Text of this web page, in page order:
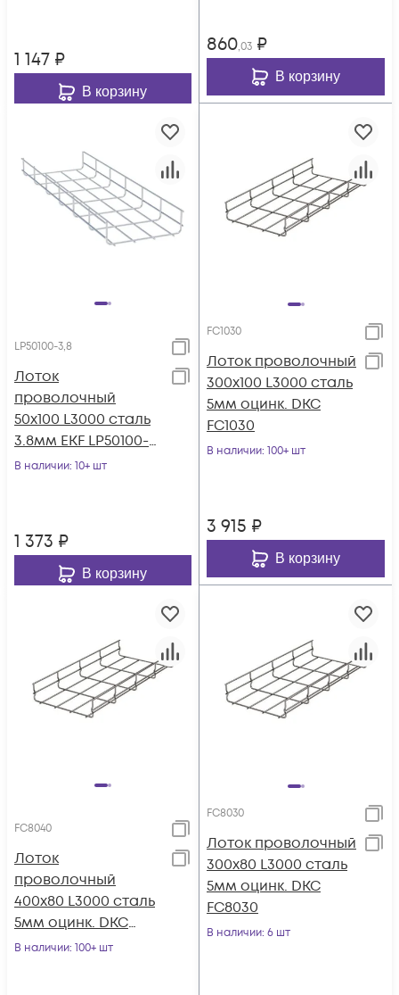
1 147 ₽
В корзину
860,03 ₽
В корзину
LP50100-3,8
Лоток
проволочный
50х100 L3000 сталь
3.8мм EKF LP50100-
3.8
В наличии: 10+ шт
1 373 ₽
В корзину
FC1030
Лоток проволочный
300х100 L3000 сталь
5мм оцинк. DKC
FC1030
В наличии: 100+ шт
3 915 ₽
В корзину
FC8040
Лоток
проволочный
400х80 L3000 сталь
5мм оцинк. DKC
FC8040
В наличии: 100+ шт
FC8030
Лоток проволочный
300х80 L3000 сталь
5мм оцинк. DKC
FC8030
В наличии: 6 шт